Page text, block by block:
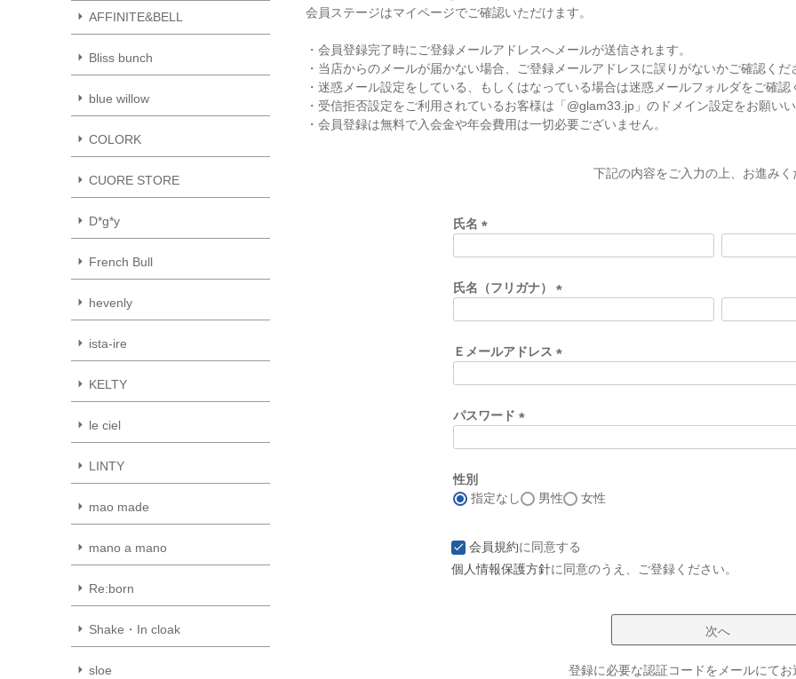
AFFINITE&BELL
Bliss bunch
blue willow
COLORK
CUORE STORE
D*g*y
French Bull
hevenly
ista-ire
KELTY
le ciel
LINTY
mao made
mano a mano
Re:born
Shake・In cloak
sloe
会員ステージはマイページでご確認いただけます。
・会員登録完了時にご登録メールアドレスへメールが送信されます。
・当店からのメールが届かない場合、ご登録メールアドレスに誤りがないかご確認くだ
・迷惑メール設定をしている、もしくはなっている場合は迷惑メールフォルダをご確認
・受信拒否設定をご利用されているお客様は「@glam33.jp」のドメイン設定をお願いい
・会員登録は無料で入会金や年会費用は一切必要ございません。
下記の内容をご入力の上、お進みく
氏名
須
)
氏名（フリガナ）
須
)
Ｅメールアドレス
)
パスワード
)
性別
指定なし
男性 女性
会員規約に同意する
個人情報保護方針に同意のうえ、ご登録ください。
次へ
登録に必要な認証コードをメールにてお